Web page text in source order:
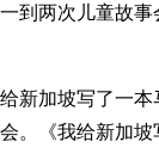
到两次儿童故
新加坡写了一
。《我给新加